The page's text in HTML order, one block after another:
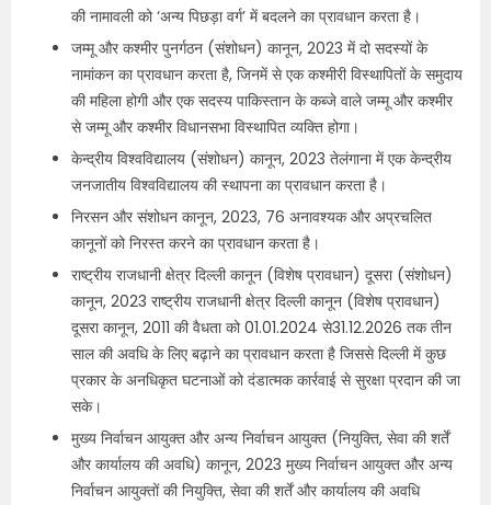
की नामावली को ‘अन्य पिछड़ा वर्ग’ में बदलने का प्रावधान करता है।
जम्मू और कश्मीर पुनर्गठन (संशोधन) कानून, 2023 में दो सदस्यों के
नामांकन का प्रावधान करता है, जिनमें से एक कश्मीरी विस्‍थापितों के समुदाय
की महिला होगी और एक सदस्य पाकिस्तान के कब्जे वाले जम्मू और कश्मीर
से जम्मू और कश्मीर विधानसभा विस्थापित व्यक्ति होगा।
केन्‍द्रीय विश्वविद्यालय (संशोधन) कानून, 2023 तेलंगाना में एक केन्द्रीय
जनजातीय विश्वविद्यालय की स्थापना का प्रावधान करता है।
निरसन और संशोधन कानून, 2023, 76 अनावश्यक और अप्रचलित
कानूनों को निरस्त करने का प्रावधान करता है।
राष्ट्रीय राजधानी क्षेत्र दिल्ली कानून (विशेष प्रावधान) दूसरा (संशोधन)
कानून, 2023 राष्ट्रीय राजधानी क्षेत्र दिल्ली कानून (विशेष प्रावधान)
दूसरा कानून, 2011 की वैधता को 01.01.2024 से31.12.2026 तक तीन
साल की अवधि के लिए बढ़ाने का प्रावधान करता है जिससे दिल्ली में कुछ
प्रकार के अनधिकृत घटनाओं को दंडात्मक कार्रवाई से सुरक्षा प्रदान की जा
सके।
मुख्य निर्वाचन आयुक्त और अन्य निर्वाचन आयुक्त (नियुक्ति, सेवा की शर्तें
और कार्यालय की अवधि) कानून, 2023 मुख्य निर्वाचन आयुक्त और अन्य
निर्वाचन आयुक्तों की नियुक्ति, सेवा की शर्तें और कार्यालय की अवधि